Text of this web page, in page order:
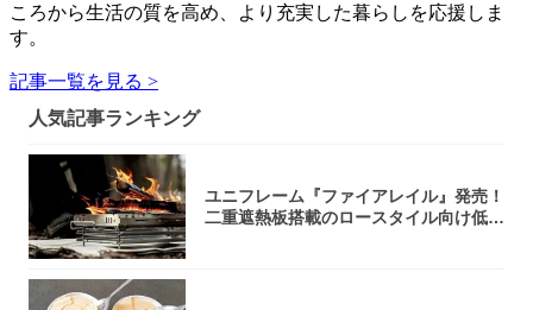
ころから生活の質を高め、より充実した暮らしを応援しま
す。
記事一覧を見る >
人気記事ランキング
ユニフレーム『ファイアレイル』発売！
二重遮熱板搭載のロースタイル向け低型